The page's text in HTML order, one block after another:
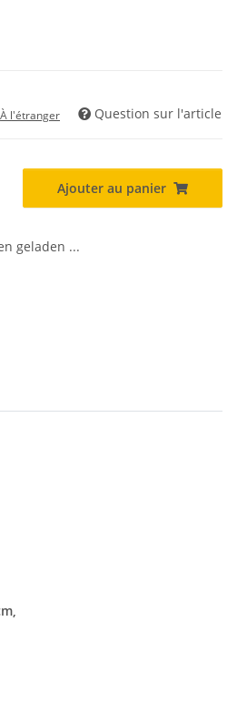
À l'étranger Question sur l'article
Ajouter au panier
geladen ...